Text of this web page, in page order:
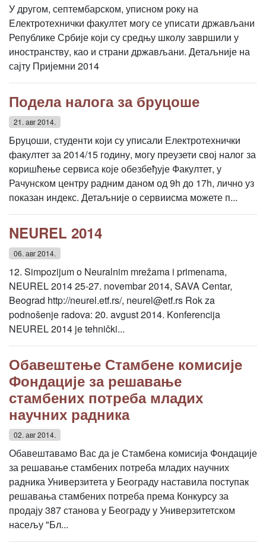
У другом, септембарском, уписном року на
Eлектротехнички факултет могу се уписати држављани
Републике Србије који су средњу школу завршили у
иностранству, као и страни држављани. Детаљније на
сајту Пријемни 2014
Подела налога за бруцоше
21. авг 2014.
Бруцоши, студенти који су уписали Електротехнички
факултет за 2014/15 годину, могу преузети свој налог за
коришћење сервиса које обезбеђује Факултет, у
Рачунском центру радним даном од 9h до 17h, лично уз
показан индекс. Детаљније о сервиисма можете п...
NEUREL 2014
06. авг 2014.
12. Simpozijum o Neuralnim mrežama i primenama,
NEUREL 2014 25-27. novembar 2014, SAVA Centar,
Beograd http://neurel.etf.rs/, neurel@etf.rs Rok za
podnošenje radova: 20. avgust 2014. Konferencija
NEUREL 2014 je tehnički...
Обавештење Стамбенe комисијe
Фондације за решавање
стамбених потреба младих
научних радника
02. авг 2014.
Обавештавамо Вас да је Стамбена комисија Фондације
за решавање стамбених потреба младих научних
радника Универзитета у Београду наставила поступак
решавања стамбених потреба према Конкурсу за
продају 387 станова у Београду у Универзитетском
насељу "Бл...